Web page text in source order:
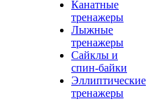
Канатные
тренажеры
Лыжные
тренажеры
Сайклы и
спин-байки
Эллиптические
тренажеры